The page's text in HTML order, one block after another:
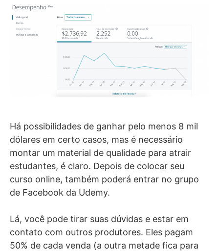
Há possibilidades de ganhar pelo menos 8 mil
dólares em certo casos, mas é necessário
montar um material de qualidade para atrair
estudantes, é claro. Depois de colocar seu
curso online, também poderá entrar no grupo
de Facebook da Udemy.
Lá, você pode tirar suas dúvidas e estar em
contato com outros produtores. Eles pagam
50% de cada venda (a outra metade fica para